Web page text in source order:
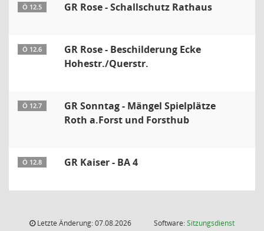
Ö 12.5 GR Rose - Schallschutz Rathaus
Ö 12.6
GR Rose - Beschilderung Ecke
Hohestr./Querstr.
Ö 12.7
GR Sonntag - Mängel Spielplätze
Roth a.Forst und Forsthub
Ö 12.8 GR Kaiser - BA 4
Letzte Änderung: 07.08.2026
Software:Sitzungsdienst